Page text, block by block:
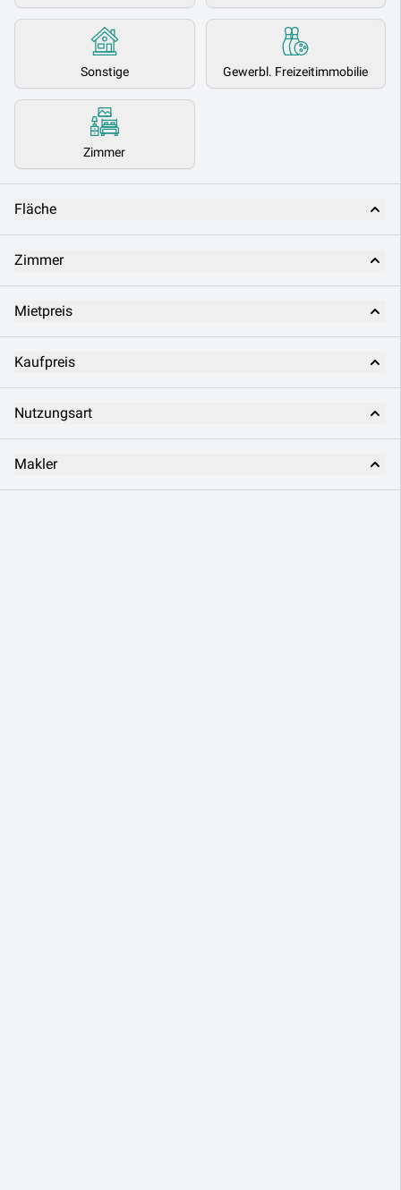
Sonstige Gewerbl. Freizeitimmobilie
Zimmer
Fläche
Zimmer
Mietpreis
Kaufpreis
Nutzungsart
Makler